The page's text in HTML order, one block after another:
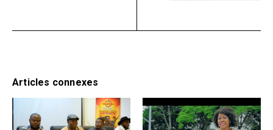
Articles connexes